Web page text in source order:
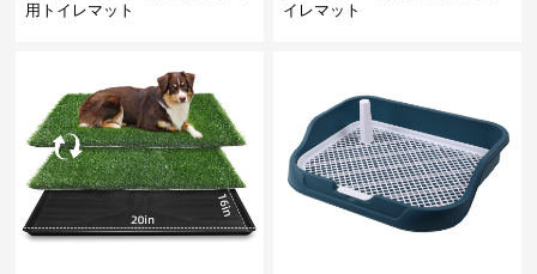
用トイレマット
イレマット